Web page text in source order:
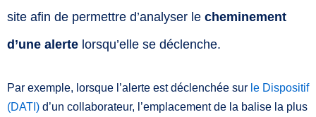
site afin de permettre d’analyser le cheminement
d’une alerte lorsqu’elle se déclenche.
Par exemple, lorsque l’alerte est déclenchée sur le Dispositif
(DATI) d’un collaborateur, l’emplacement de la balise la plus